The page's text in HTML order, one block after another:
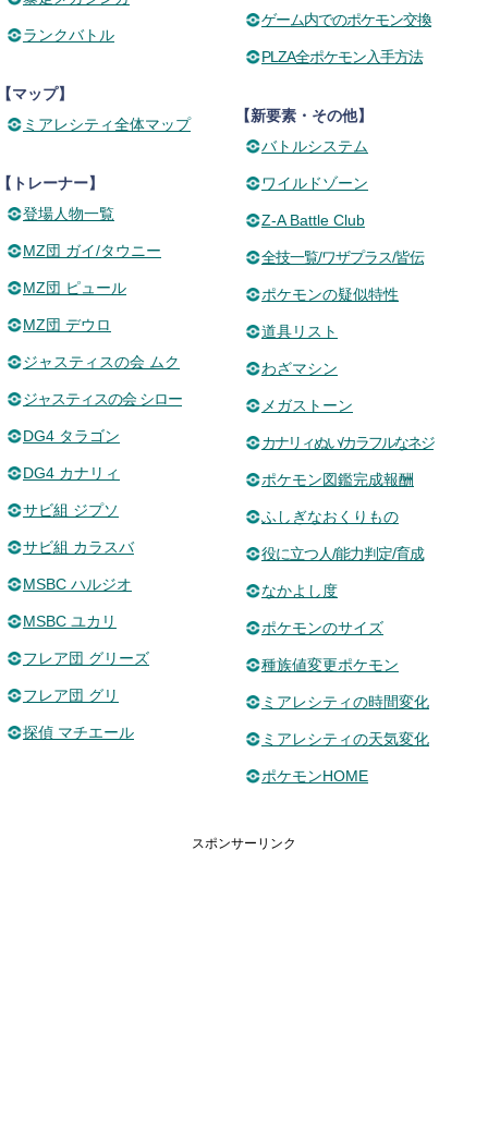
ランクバトル
マップ】
ミアレシティ全体マップ
トレーナー】
登場人物一覧
MZ団 ガイ/タウニー
MZ団 ピュール
MZ団 デウロ
ジャスティスの会 ムク
ジャスティスの会 シロー
DG4 タラゴン
DG4 カナリィ
サビ組 ジプソ
サビ組 カラスバ
MSBC ハルジオ
MSBC ユカリ
フレア団 グリーズ
フレア団 グリ
探偵 マチエール
ゲーム内でのポケモン交換
PLZA全ポケモン入手方法
【新要素・その他】
バトルシステム
ワイルドゾーン
Z-A Battle Club
全技一覧/ワザプラス/皆伝
ポケモンの疑似特性
道具リスト
わざマシン
メガストーン
カナリィぬい/カラフルなネジ
ポケモン図鑑完成報酬
ふしぎなおくりもの
役に立つ人/能力判定/育成
なかよし度
ポケモンのサイズ
種族値変更ポケモン
ミアレシティの時間変化
ミアレシティの天気変化
ポケモンHOME
スポンサーリンク